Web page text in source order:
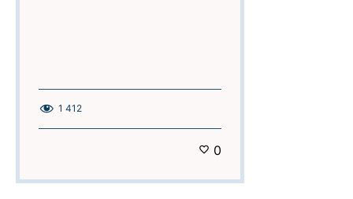
1 412
0